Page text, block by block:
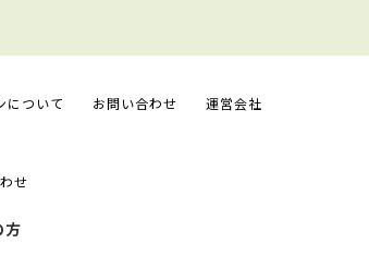
について お問い合わせ 運営会社
せ
方